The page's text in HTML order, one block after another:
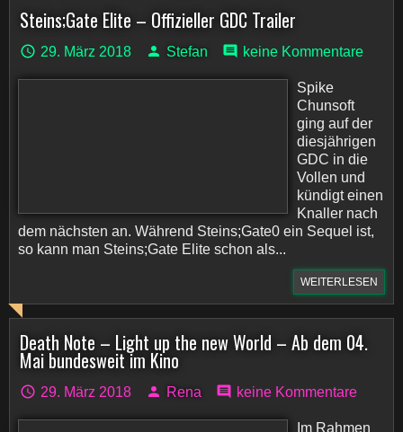
Steins;Gate Elite – Offizieller GDC Trailer
29. März 2018 Stefan keine Kommentare
Spike
Chunsoft
ging auf der
diesjährigen
GDC in die
Vollen und
kündigt einen
Knaller nach
dem nächsten an. Während Steins;Gate0 ein Sequel ist,
so kann man Steins;Gate Elite schon als...
WEITERLESEN
Death Note – Light up the new World – Ab dem 04.
Mai bundesweit im Kino
29. März 2018 Rena keine Kommentare
Im Rahmen